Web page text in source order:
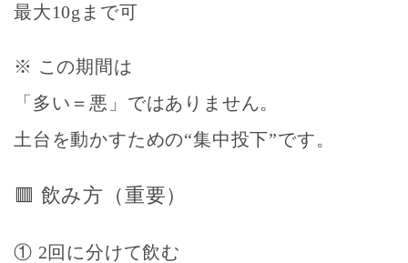
最大10gまで可
※ この期間は
「多い＝悪」ではありません。
土台を動かすための“集中投下”です。
🟥 飲み方（重要）
① 2回に分けて飲む